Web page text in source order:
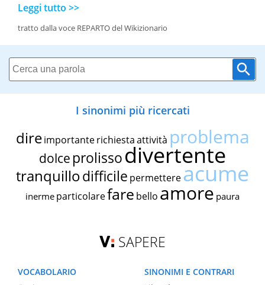
Leggi tutto >>
tratto dalla voce REPARTO del Wikizionario
I sinonimi più ricercati
dire importante richiestaattività problema
dolce prolissodivertente
tranquillodifficile permettereacume
inerme particolarefare bello amore paura
SAPERE
VOCABOLARIO
SINONIMI E CONTRARI